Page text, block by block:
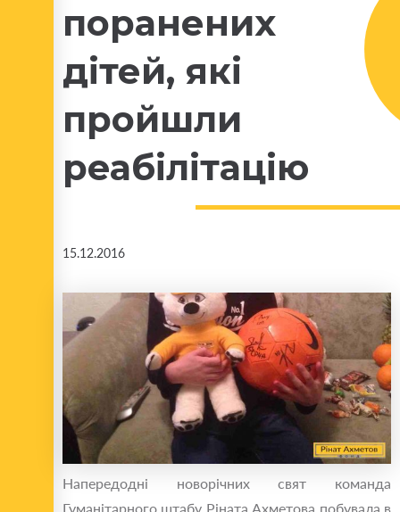
поранених
дітей, які
пройшли
реабілітацію
15.12.2016
Напередодні новорічних свят команда
Гуманітарного штабу Ріната Ахметова побувала в